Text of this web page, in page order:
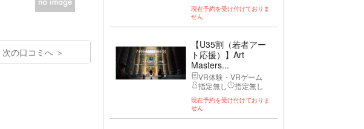
次の口コミへ
現在予約を受け付けておりま
せん
【U35割（若者アー
ト応援）】Art
Masters...
VR体験・VRゲーム
指定無し
指定無し
現在予約を受け付けておりま
せん